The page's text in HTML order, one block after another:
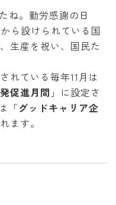
ね。勤労感謝の日
ら設けられている国
生産を祝い、国民た
れている毎年11月は
促進月間 」に設定さ
「グッドキャリア企
ます。